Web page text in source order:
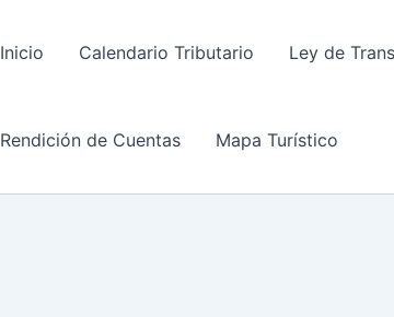
Inicio Calendario Tributario Ley de
Rendición de Cuentas Mapa Turístico